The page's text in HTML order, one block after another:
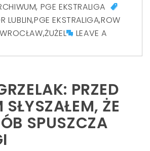
, PGE EKSTRALIGA
LUBLIN,PGE EKSTRALIGA,ROW
,ŻUŻEL
LEAVE A
PRZED
SŁYSZAŁEM, ŻE
SPUSZCZA